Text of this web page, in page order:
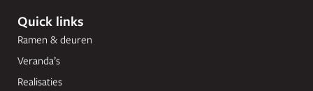
Quick links
Ramen & deuren
Veranda’s
Realisaties